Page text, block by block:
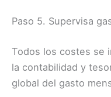
Paso 5. Supervisa
Todos los costes se
la contabilidad y
global del gasto